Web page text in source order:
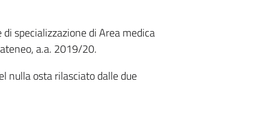
specializzazione di Area medica
a.a. 2019/20.
nulla osta rilasciato dalle due